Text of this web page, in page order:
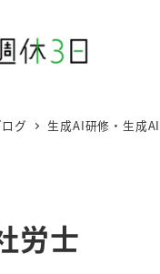
グ 生成AI研修・生成
労士